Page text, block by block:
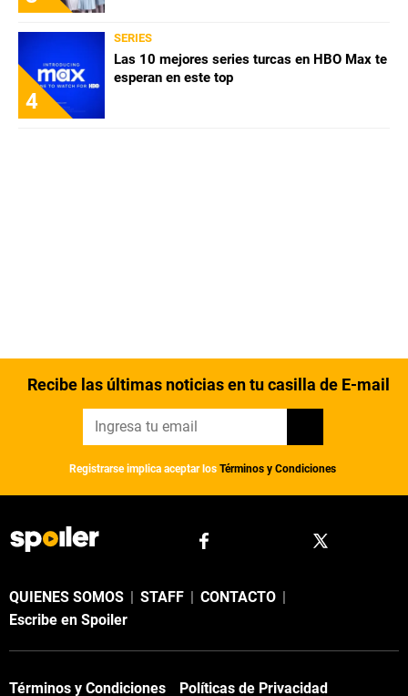
4
SERIES
Las 10 mejores series turcas en HBO Max te
esperan en este top
Recibe las últimas noticias en tu casilla de E-mail
Registrarse implica aceptar los Términos y Condiciones
QUIENES SOMOS | STAFF | CONTACTO |
Escribe en Spoiler
Términos y Condiciones Políticas de Privacidad